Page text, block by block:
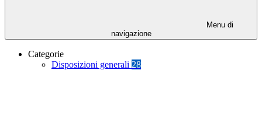
Menu di
navigazione
Categorie
Disposizioni generali 28